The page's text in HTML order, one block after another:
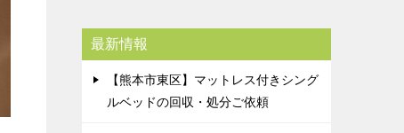
最新情報
【熊本市東区】マットレス付きシング
ルベッドの回収・処分ご依頼